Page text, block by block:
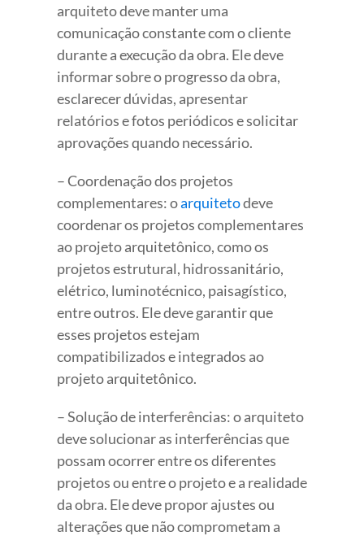
arquiteto deve manter uma
comunicação constante com o cliente
durante a execução da obra. Ele deve
informar sobre o progresso da obra,
esclarecer dúvidas, apresentar
relatórios e fotos periódicos e solicitar
aprovações quando necessário.
– Coordenação dos projetos
complementares: oarquitetodeve
coordenar os projetos complementares
ao projeto arquitetônico, como os
projetos estrutural, hidrossanitário,
elétrico, luminotécnico, paisagístico,
entre outros. Ele deve garantir que
esses projetos estejam
compatibilizados e integrados ao
projeto arquitetônico.
– Solução de interferências: o arquiteto
deve solucionar as interferências que
possam ocorrer entre os diferentes
projetos ou entre o projeto e a realidade
da obra. Ele deve propor ajustes ou
alterações que não comprometam a